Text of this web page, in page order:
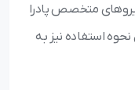
متخصص پادرا
استفاده نیز به